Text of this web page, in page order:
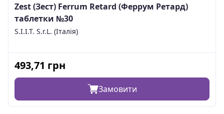
Zest (Зест) Ferrum Retard (Феррум Ретард)
таблетки №30
S.I.I.T. S.r.L. (Італія)
493,71 грн
Замовити